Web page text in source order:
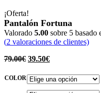
¡Oferta!
Pantalón Fortuna
Valorado 5.00 sobre 5 basado
(2 valoraciones de clientes)
79.00€ 39.50€
COLOR